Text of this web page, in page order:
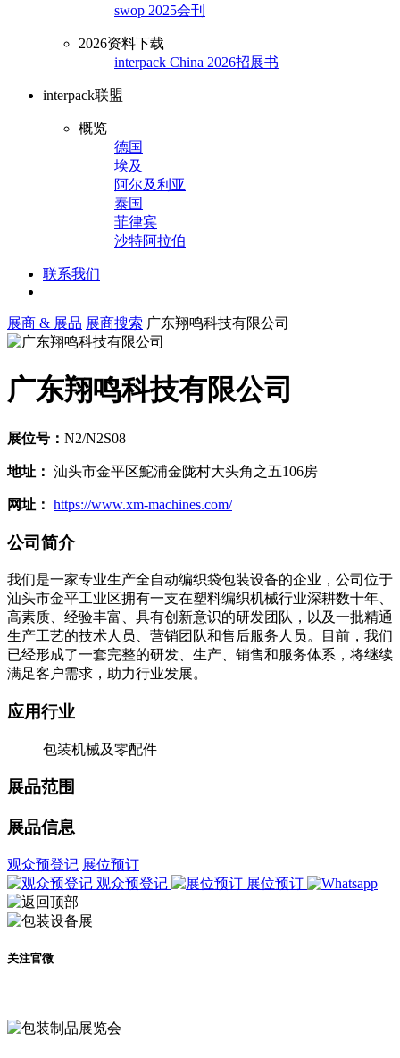
swop 2025会刊
2026资料下载
interpack China 2026招展书
interpack联盟
概览
德国
埃及
阿尔及利亚
泰国
菲律宾
沙特阿拉伯
联系我们
展商 & 展品 展商搜索 广东翔鸣科技有限公司
广东翔鸣科技有限公司
展位号： N2/N2S08
地址： 汕头市金平区鮀浦金陇村大头角之五106房
网址： https://www.xm-machines.com/
公司简介
我们是一家专业生产全自动编织袋包装设备的企业，公司位于
汕头市金平工业区拥有一支在塑料编织机械行业深耕数十年、
高素质、经验丰富、具有创新意识的研发团队，以及一批精通
生产工艺的技术人员、营销团队和售后服务人员。目前，我们
已经形成了一套完整的研发、生产、销售和服务体系，将继续
满足客户需求，助力行业发展。
应用行业
包装机械及零配件
展品范围
展品信息
观众预登记 展位预订
观众预登记
展位预订
关注官微